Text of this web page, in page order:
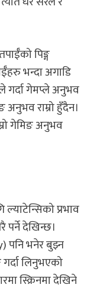
पिङ्ग
भन्दा अगाडि
गर्दा गेमप्ले अनुभव
राम्रो हुँदैन।
गेमिङ अनुभव
प्रभाव
पर्ने देखिन्छ।
पनि भनेर बुझ्न
लिनुभएको
स्क्रिनमा देखिने